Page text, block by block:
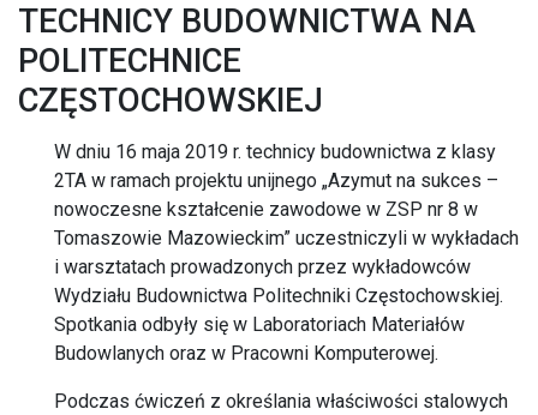
TECHNICY BUDOWNICTWA NA
POLITECHNICE
CZĘSTOCHOWSKIEJ
W dniu 16 maja 2019 r. technicy budownictwa z klasy
2TA w ramach projektu unijnego „Azymut na sukces –
nowoczesne kształcenie zawodowe w ZSP nr 8 w
Tomaszowie Mazowieckim” uczestniczyli w wykładach
i warsztatach prowadzonych przez wykładowców
Wydziału Budownictwa Politechniki Częstochowskiej.
Spotkania odbyły się w Laboratoriach Materiałów
Budowlanych oraz w Pracowni Komputerowej.
Podczas ćwiczeń z określania właściwości stalowych